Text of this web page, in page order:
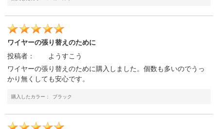
ワイヤーの張り替えのために
投稿者：
ようすこう
ワイヤーの張り替えのために購入しました。個数も多いのでうっ
かり無くしても安心です。
購入したカラー： ブラック